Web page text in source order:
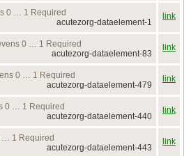
0 … 1 Required
acutezorg-dataelement-1
link
0 … 1 Required
acutezorg-dataelement-83
link
0 … 1 Required
acutezorg-dataelement-479
link
0 … 1 Required
acutezorg-dataelement-440
link
… 1 Required
acutezorg-dataelement-443
link